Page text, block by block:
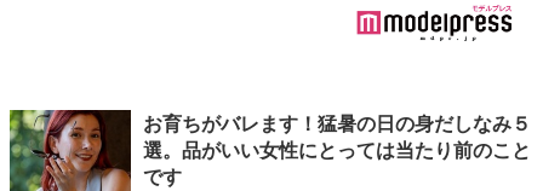
お育ちがバレます！猛暑の日の身だしなみ５
選。品がいい女性にとっては当たり前のこと
です